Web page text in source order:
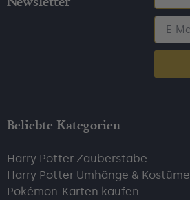
Beliebte Kategorien
Harry Potter Zauberstäbe
Harry Potter Umhänge & Kostüme
Pokémon-Karten kaufen